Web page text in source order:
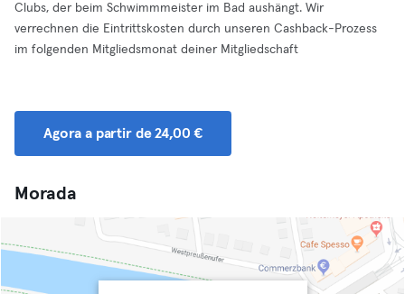
Clubs, der beim Schwimmmeister im Bad aushängt. Wir
verrechnen die Eintrittskosten durch unseren Cashback-Prozess
im folgenden Mitgliedsmonat deiner Mitgliedschaft
Agora a partir de 24,00 €
Morada